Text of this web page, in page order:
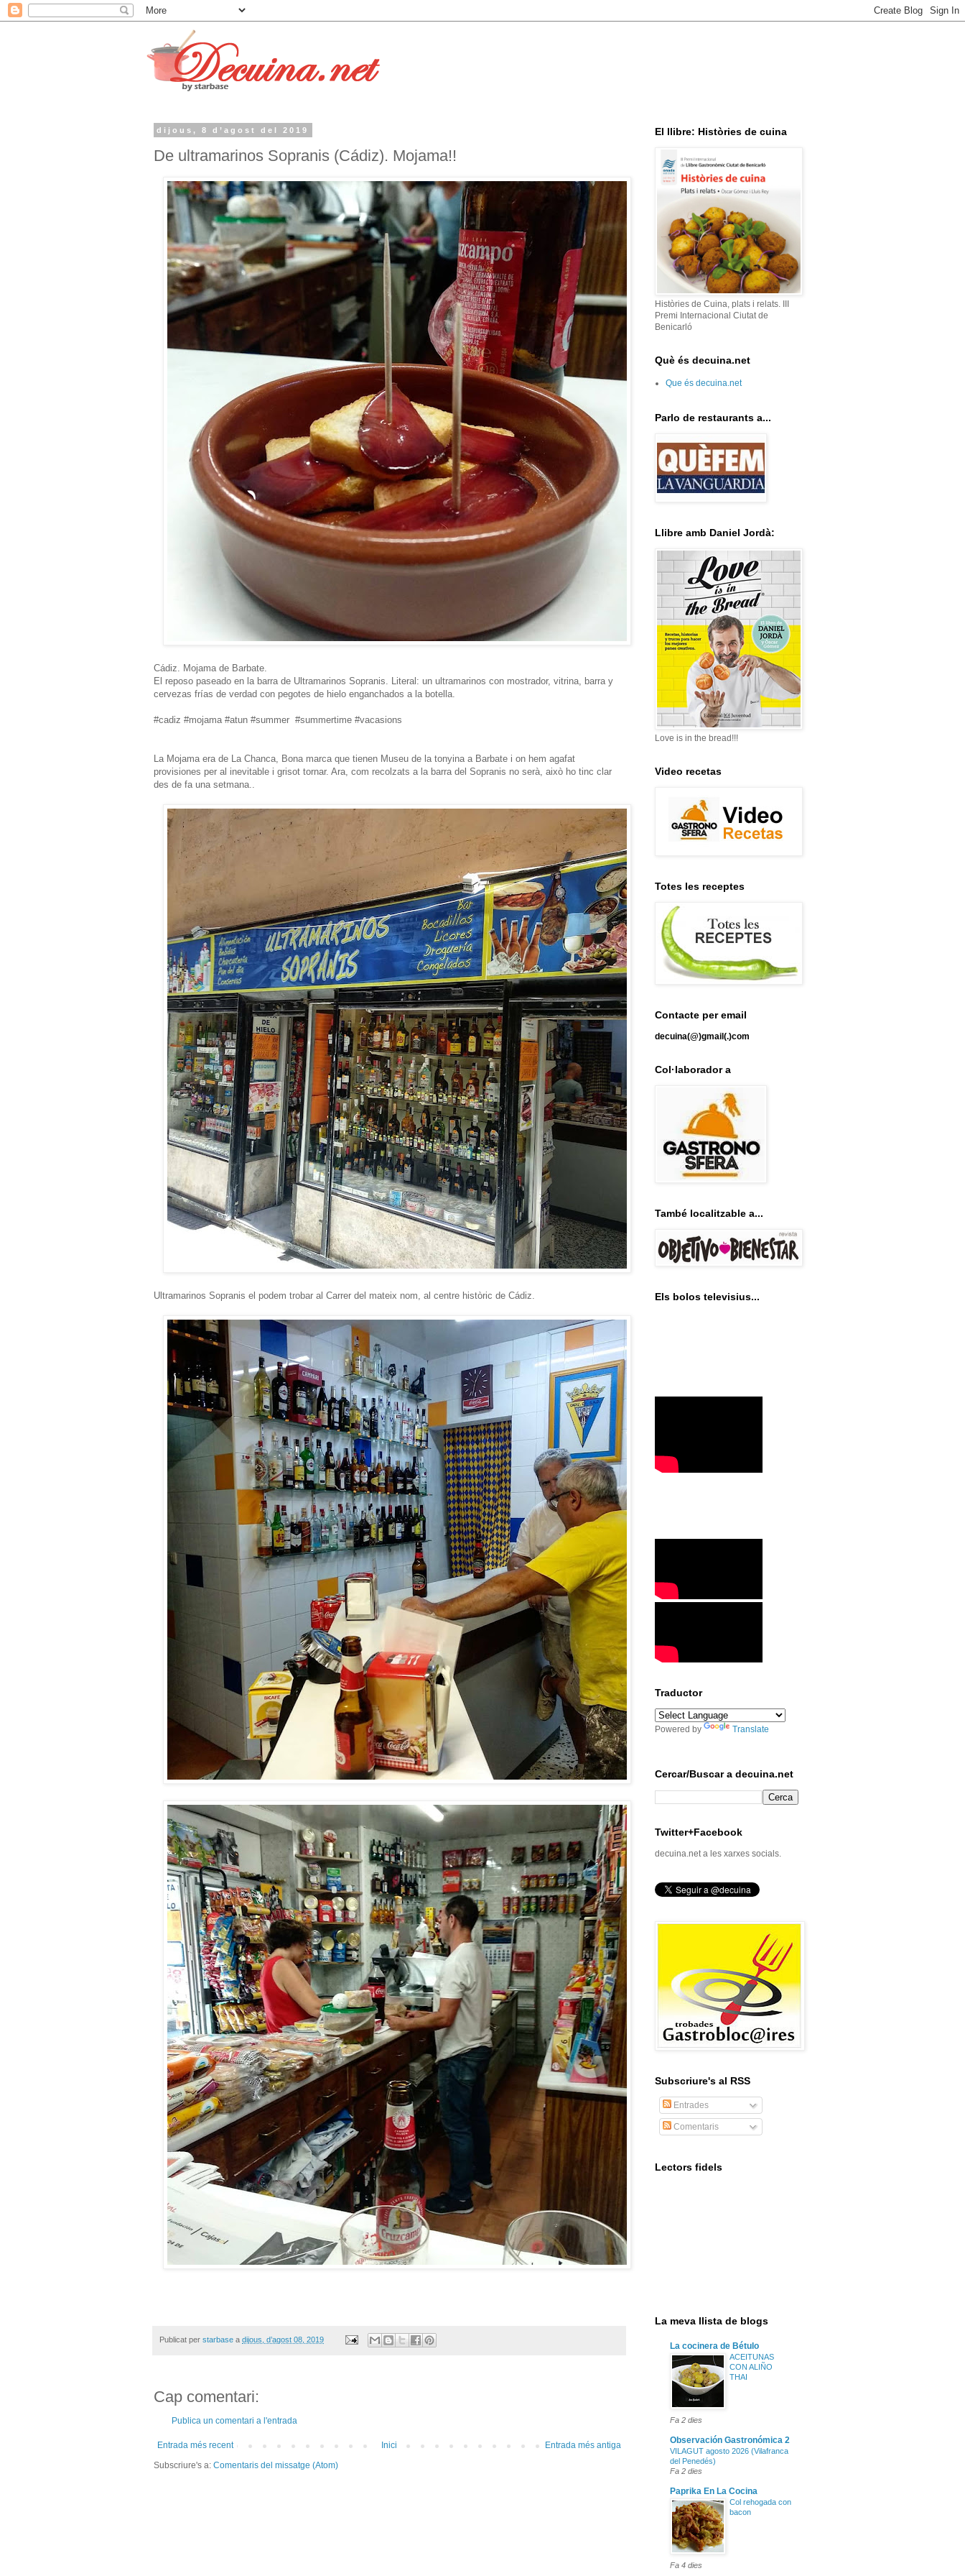
dijous, 8 d’agost del 2019
De ultramarinos Sopranis (Cádiz). Mojama!!
Cádiz. Mojama de Barbate.
El reposo paseado en la barra de Ultramarinos Sopranis. Literal: un ultramarinos con mostrador, vitrina, barra y
cervezas frías de verdad con pegotes de hielo enganchados a la botella.
#cadiz #mojama #atun #summer #summertime #vacasions
La Mojama era de La Chanca, Bona marca que tienen Museu de la tonyina a Barbate i on hem agafat
provisiones per al inevitable i grisot tornar. Ara, com recolzats a la barra del Sopranis no serà, això ho tinc clar
des de fa una setmana..
Ultramarinos Sopranis el podem trobar al Carrer del mateix nom, al centre històric de Cádiz.
Publicat per starbase a dijous, d’agost 08, 2019
Cap comentari:
Publica un comentari a l'entrada
Entrada més recent Entrada més antiga
Inici
Subscriure's a: Comentaris del missatge (Atom)
El llibre: Històries de cuina
Històries de Cuina, plats i relats. III
Premi Internacional Ciutat de
Benicarló
Què és decuina.net
Que és decuina.net
Parlo de restaurants a...
Llibre amb Daniel Jordà:
Love is in the bread!!!
Video recetas
Totes les receptes
Contacte per email
decuina(@)gmail(.)com
Col·laborador a
També localitzable a...
Els bolos televisius...
Traductor
Powered by Translate
Cercar/Buscar a decuina.net
Twitter+Facebook
decuina.net a les xarxes socials.
Subscriure's al RSS
Entrades
Comentaris
Lectors fidels
La meva llista de blogs
La cocinera de Bétulo
ACEITUNAS
CON ALIÑO
THAI
Fa 2 dies
Observación Gastronómica 2
VILAGUT agosto 2026 (Vilafranca
del Penedés)
Fa 2 dies
Paprika En La Cocina
Col rehogada con
bacon
Fa 4 dies